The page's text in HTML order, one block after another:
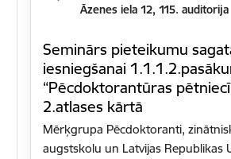
Āzenes iela 12, 115. auditorija
Seminārs pieteikumu
iesniegšanai
“Pēcdoktorantūras
2.atlases kārtā
Mērķgrupa Pēcdoktoranti,
augstskolu un Latvijas Republikas